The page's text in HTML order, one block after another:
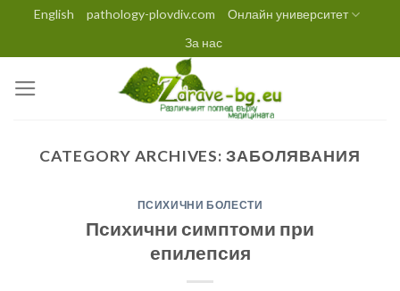
content
English pathology-plovdiv.com
Онлайн университет
За нас
CATEGORY ARCHIVES:ЗАБОЛЯВАНИЯ
ПСИХИЧНИ БОЛЕСТИ
Психични симптоми при
епилепсия